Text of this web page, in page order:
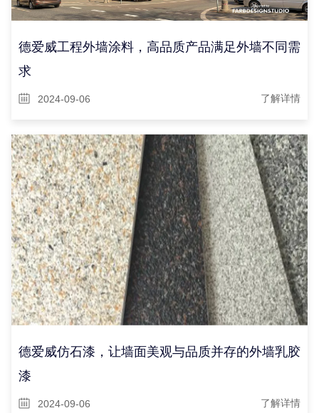
德爱威工程外墙涂料，高品质产品满足外墙不同需
求
2024-09-06 了解详情
德爱威仿石漆，让墙面美观与品质并存的外墙乳胶
漆
2024-09-06 了解详情